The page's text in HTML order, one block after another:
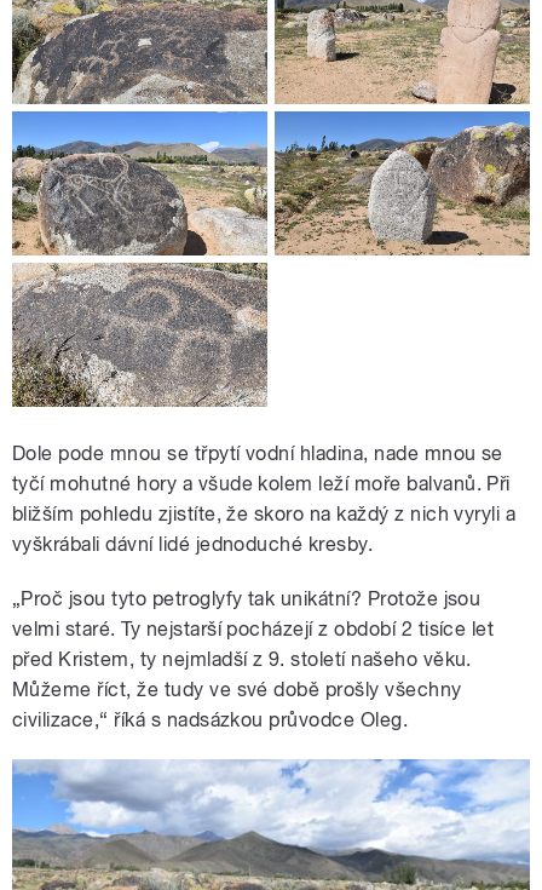
Dole pode mnou se třpytí vodní hladina, nade mnou se
tyčí mohutné hory a všude kolem leží moře balvanů. Při
bližším pohledu zjistíte, že skoro na každý z nich vyryli a
vyškrábali dávní lidé jednoduché kresby.
„Proč jsou tyto petroglyfy tak unikátní? Protože jsou
velmi staré. Ty nejstarší pocházejí z období 2 tisíce let
před Kristem, ty nejmladší z 9. století našeho věku.
Můžeme říct, že tudy ve své době prošly všechny
civilizace,“ říká s nadsázkou průvodce Oleg.